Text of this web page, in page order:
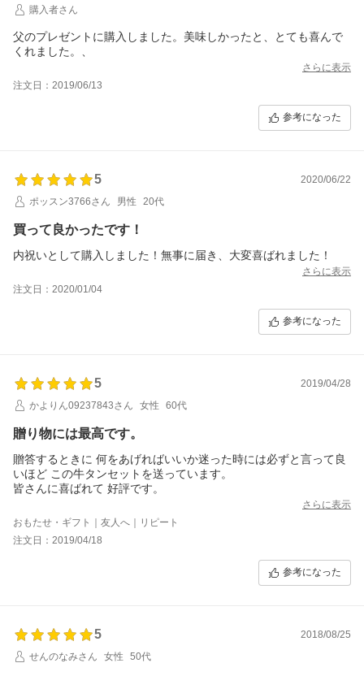
購入者さん
父のプレゼントに購入しました。美味しかったと、とても喜んで
くれました。、
さらに表示
注文日：2019/06/13
参考になった
5
2020/06/22
ポッスン3766さん
男性 20代
買って良かったです！
内祝いとして購入しました！無事に届き、大変喜ばれました！
さらに表示
注文日：2020/01/04
参考になった
5
2019/04/28
かよりん09237843さん
女性 60代
贈り物には最高です。
贈答するときに 何をあげればいいか迷った時には必ずと言って良
いほど この牛タンセットを送っています。
皆さんに喜ばれて 好評です。
さらに表示
おもたせ・ギフト｜友人へ｜リピート
注文日：2019/04/18
参考になった
5
2018/08/25
せんのなみさん
女性 50代